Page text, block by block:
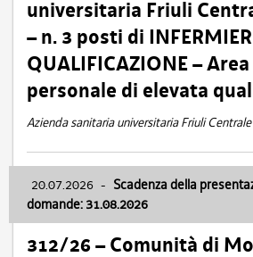
universitaria Friuli
– n. 3 posti di
QUALIFICAZIONE –
personale di elevata
Azienda sanitaria universitaria Friuli Centrale
20.07.2026 - Scadenza della
domande: 31.08.2026
312/26 – Comunità di